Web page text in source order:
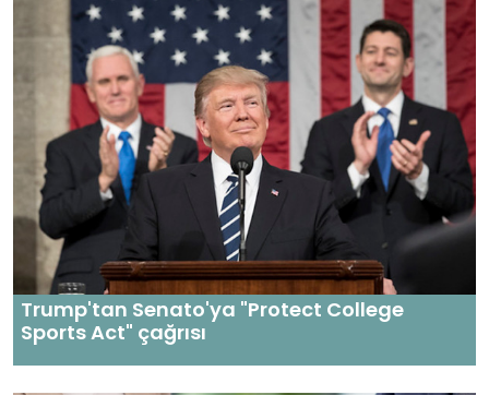
Trump'tan Senato'ya "Protect College
Sports Act" çağrısı